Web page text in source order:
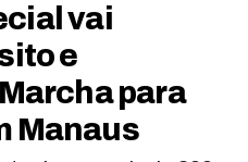
vai
e
para
Manaus